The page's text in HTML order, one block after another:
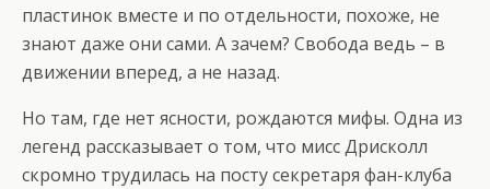
пластинок вместе и по отдельности, похоже, не
знают даже они сами. А зачем? Свобода ведь – в
движении вперед, а не назад.
Но там, где нет ясности, рождаются мифы. Одна из
легенд рассказывает о том, что мисс Дрисколл
скромно трудилась на посту секретаря фан-клуба